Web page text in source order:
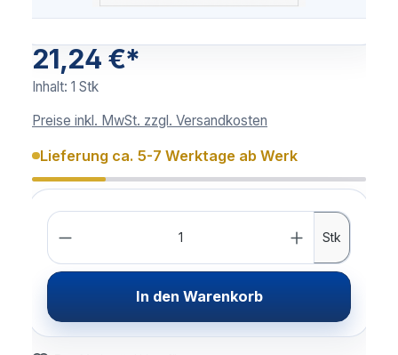
21,24 €*
Inhalt: 1 Stk
Preise inkl. MwSt. zzgl. Versandkosten
Lieferung ca. 5-7 Werktage ab Werk
Anzahl
Stk
In den Warenkorb